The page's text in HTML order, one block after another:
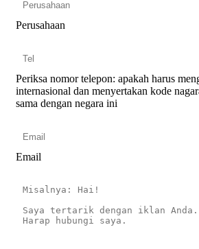
Perusahaan
Periksa nomor telepon: apakah harus
internasional dan menyertakan kode
sama dengan negara ini
Email